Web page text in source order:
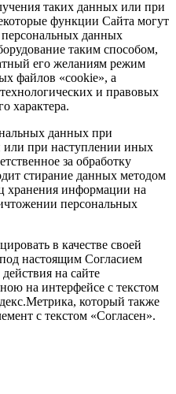
таких данных или при
функции Сайта могут
персональных данных
таким способом,
его желаниям режим
файлов «cookie», а
и правовых
характера.
данных при
или при наступлении иных
за обработку
стирание данных методом
хранения информации на
персональных
в качестве своей
настоящим Согласием
на сайте
на интерфейсе с текстом
который также
с текстом «Согласен».